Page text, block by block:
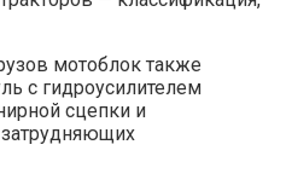
мотоблок также
с гидроусилителем
сцепки и